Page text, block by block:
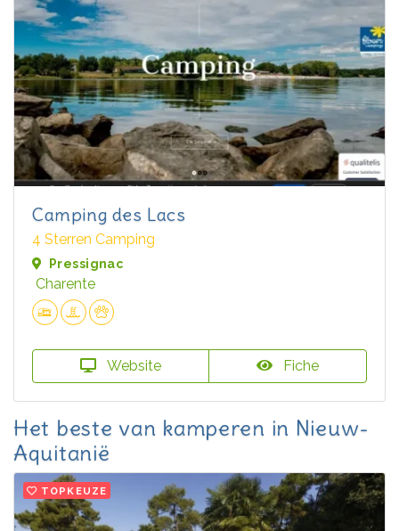
Camping des Lacs
4 Sterren Camping
Pressignac
Charente
Website Fiche
Het beste van kamperen in Nieuw-
Aquitanië
TOPKEUZE